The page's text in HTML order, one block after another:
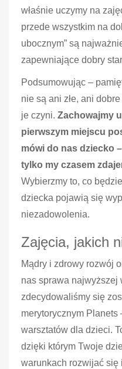
właśnie uczymy na
przede wszystkim na
ubocznym” są
zapewniające dobry
Podsumowując –
nie są ani złe, ani
je czyni. Zachowajmy
pierwszym miejscu
mówi do nas dziecko
tylko my czasem
Wybierzmy to, co
dziecka pojawią się
niezadowolenia.
Zajęcia, jakich
Mądry i zdrowy rozwój
nas sprawa najwyższej
zdecydowaliśmy się
merytorycznym Planets
warsztatów dla dzieci.
dzięki którym Twoje
warunkach rozwijać się